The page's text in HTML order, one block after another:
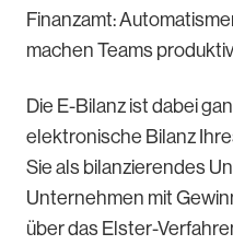
Finanzamt:
machen Teams
Die E-Bilanz ist dabei
elektronische Bilanz
Sie als bilanzierendes
Unternehmen mit
über das Elster-